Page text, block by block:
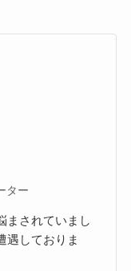
ター
まされていまし
遇しておりま